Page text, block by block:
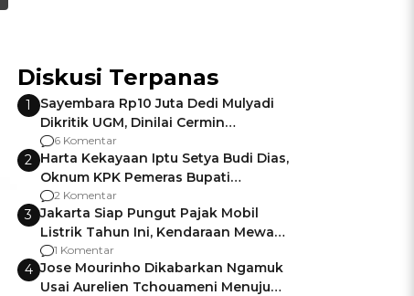
Diskusi Terpanas
1
Sayembara Rp10 Juta Dedi Mulyadi
Dikritik UGM, Dinilai Cermin
Gagalnya Negara Jamin Keamanan
6 Komentar
2 Harta Kekayaan Iptu Setya Budi Dias,
Oknum KPK Pemeras Bupati
Pemalang
2 Komentar
3 Jakarta Siap Pungut Pajak Mobil
Listrik Tahun Ini, Kendaraan Mewah
Kena hingga 75% PKB
1 Komentar
4 Jose Mourinho Dikabarkan Ngamuk
Usai Aurelien Tchouameni Menuju